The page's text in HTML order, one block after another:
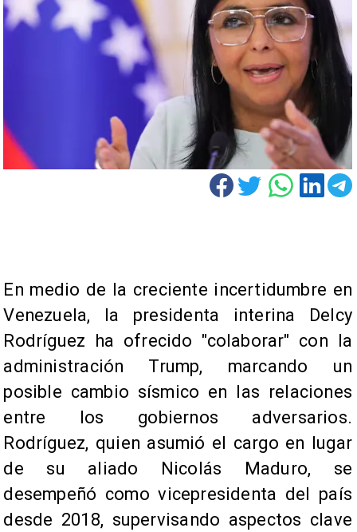
En medio de la creciente incertidumbre en
Venezuela, la presidenta interina Delcy
Rodríguez ha ofrecido "colaborar" con la
administración Trump, marcando un
posible cambio sísmico en las relaciones
entre los gobiernos adversarios.
Rodríguez, quien asumió el cargo en lugar
de su aliado Nicolás Maduro, se
desempeñó como vicepresidenta del país
desde 2018, supervisando aspectos clave